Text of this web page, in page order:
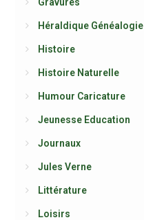
Héraldique Généalogie
Histoire
Histoire Naturelle
Humour Caricature
Jeunesse Education
Journaux
Jules Verne
Littérature
Loisirs